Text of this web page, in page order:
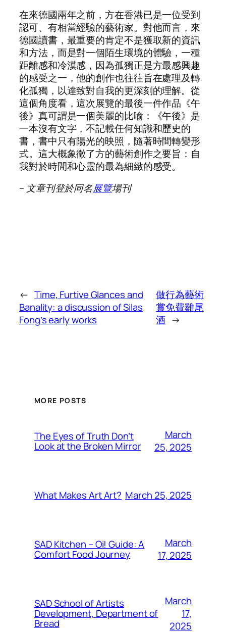
在來德國兩年之前，方在香港已是一位受到
認可、有相當經驗的藝術家。對他而言，來
德國讀書，最重要的肯定不是獲取新的資訊
和方法，而是對一個陌生環境的體驗，一種
距離感和冷漠感，因為孤獨正是方最感興趣
的感受之一，他的創作也往往旨在處理及轉
化孤獨，以達致對自我的更深刻的理解。從
這個角度看，這次展覽的最後一件作品《午
後》真可謂是一個美麗的比喻：《午後》是
一本沒有文字，不記載任何知識和歷史的
書，書中只有陽光的映照，隨著時間轉變形
式。這大概象徵了方的藝術創作之要旨：自
我對於時間和心靈的最為細緻的感受。
– 文章刊登於同名展覽場刊
← Time, Furtive Glances and
Banality: a discussion of Silas
Fong’s early works
做行為藝術
賞免費雞尾
酒 →
MORE POSTS
The Eyes of Truth Don’t
Look at the Broken Mirror
March
25, 2025
What Makes Art Art? March 25, 2025
SAD Kitchen – Oi! Guide: A
Comfort Food Journey
March
17, 2025
SAD School of Artists
Development, Department of
Bread
March
17,
2025